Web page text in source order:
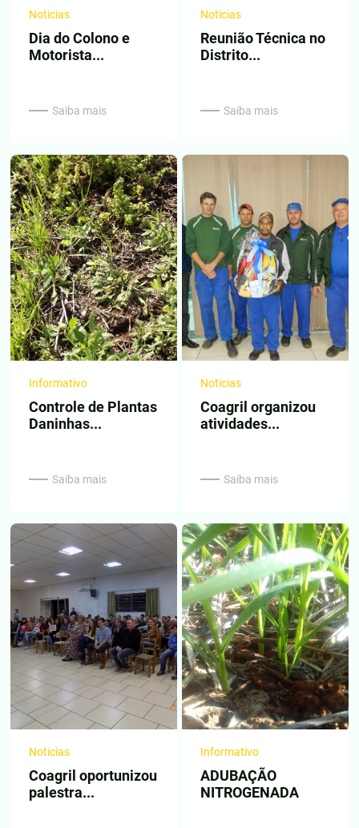
Noticias
Dia do Colono e
Motorista...
Saiba mais
Noticias
Reunião Técnica no
Distrito...
Saiba mais
Informativo
Controle de Plantas
Daninhas...
Saiba mais
Noticias
Coagril organizou
atividades...
Saiba mais
Noticias
Coagril oportunizou
palestra...
Informativo
ADUBAÇÃO
NITROGENADA